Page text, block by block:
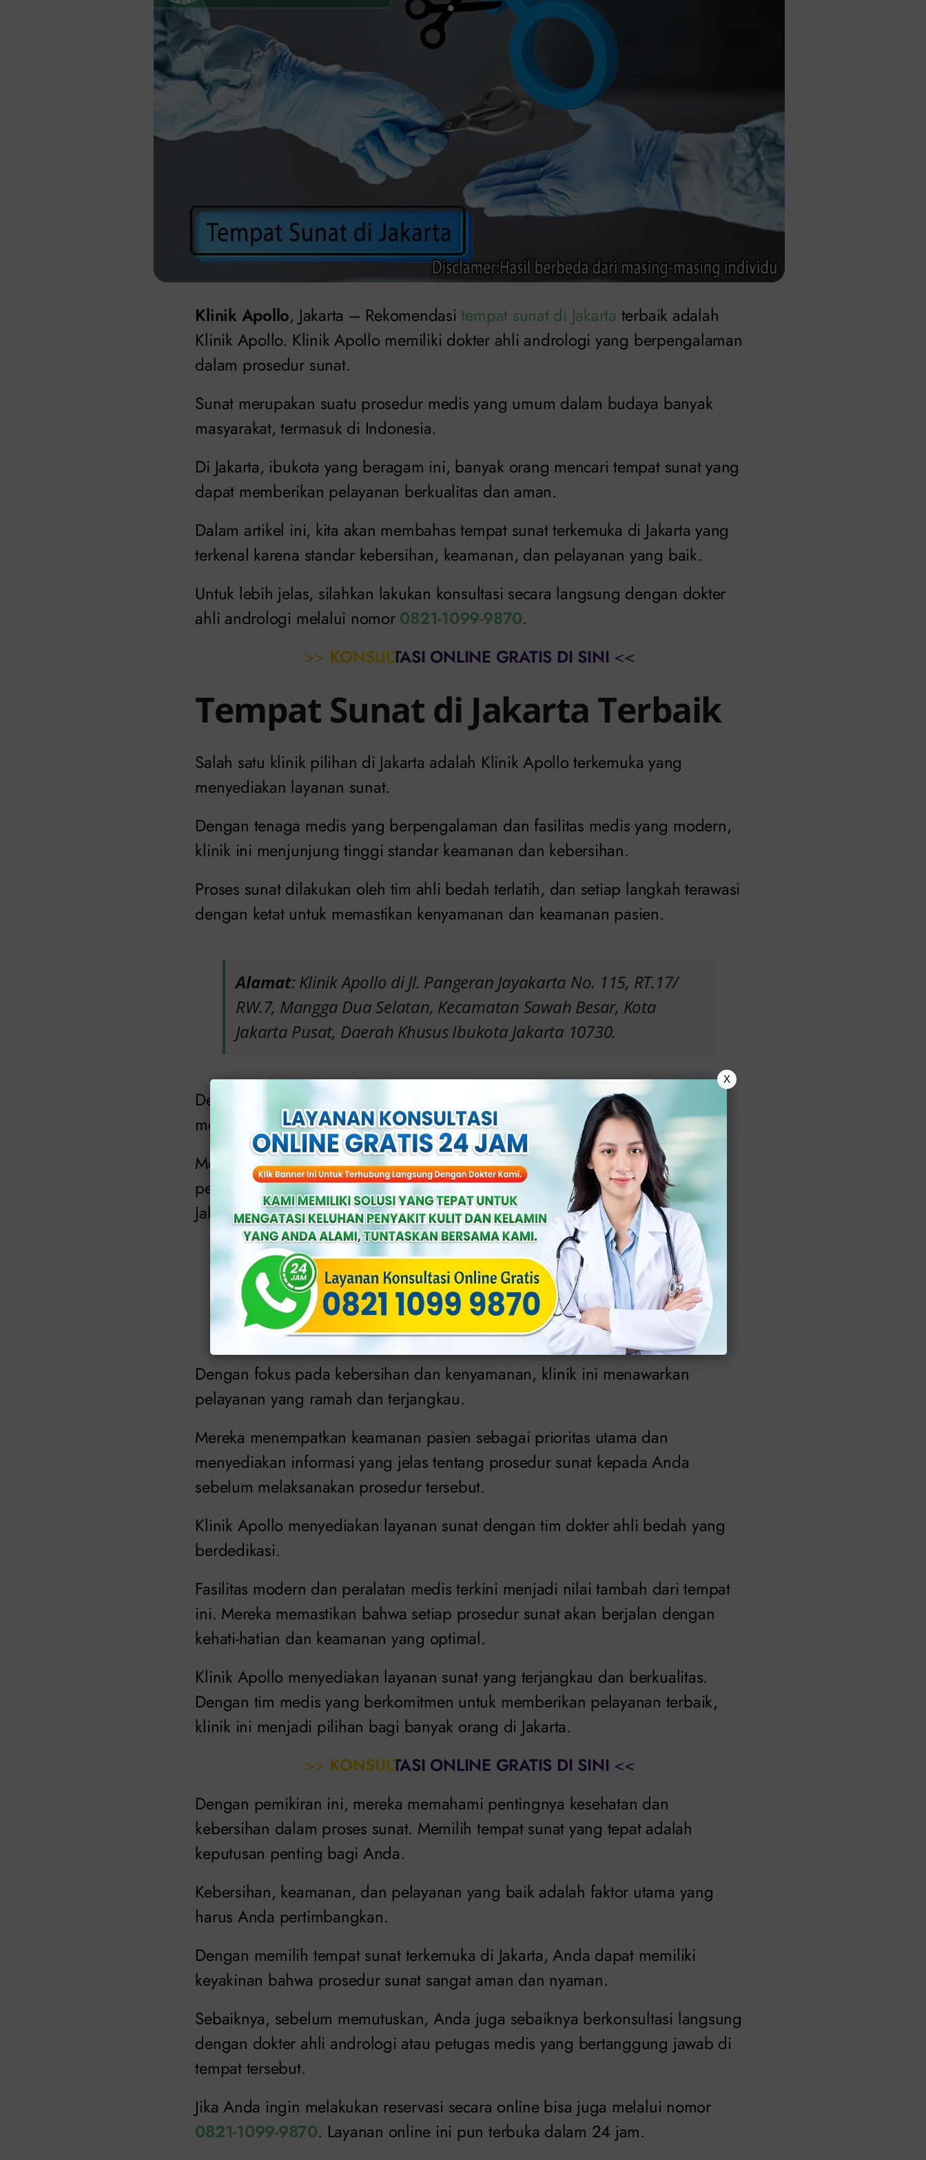
Klinik Apollo, Jakarta – Rekomendasitempat sunat di Jakarta terbaik adalah
Klinik Apollo. Klinik Apollo memiliki dokter ahli andrologi yang berpengalaman
dalam prosedur sunat.
Sunat merupakan suatu prosedur medis yang umum dalam budaya banyak
masyarakat, termasuk di Indonesia.
Di Jakarta, ibukota yang beragam ini, banyak orang mencari tempat sunat yang
dapat memberikan pelayanan berkualitas dan aman.
Dalam artikel ini, kita akan membahas tempat sunat terkemuka di Jakarta yang
terkenal karena standar kebersihan, keamanan, dan pelayanan yang baik.
Untuk lebih jelas, silahkan lakukan konsultasi secara langsung dengan dokter
ahli andrologi melalui nomor 0821-1099-9870.
>> KONSULTASI ONLINE GRATIS DI SINI <<
Tempat Sunat di Jakarta Terbaik
Salah satu klinik pilihan di Jakarta adalah Klinik Apollo terkemuka yang
menyediakan layanan sunat.
Dengan tenaga medis yang berpengalaman dan fasilitas medis yang modern,
klinik ini menjunjung tinggi standar keamanan dan kebersihan.
Proses sunat dilakukan oleh tim ahli bedah terlatih, dan setiap langkah terawasi
dengan ketat untuk memastikan kenyamanan dan keamanan pasien.
Alamat: Klinik Apollo di Jl. Pangeran Jayakarta No. 115, RT.17/
RW.7, Mangga Dua Selatan, Kecamatan Sawah Besar, Kota
Jakarta Pusat, Daerah Khusus Ibukota Jakarta 10730.
Dengan dokter-dokter ahli yang berpengalaman dalam menangani, klinik ini
menawarkan lingkungan yang nyaman dan bersahabat.
Mereka memahami kekhawatiran Anda dan berkomitmen untuk memberikan
pengalaman sunat yang positif. Klinik Apollo adalah pilihan yang populer di
Jakarta untuk sunat.
Baca juga:5 Manfaat Sunat bagi Orang Dewasa, Tingkatkan
Kualitas Hidup?
Dengan fokus pada kebersihan dan kenyamanan, klinik ini menawarkan
pelayanan yang ramah dan terjangkau.
Mereka menempatkan keamanan pasien sebagai prioritas utama dan
menyediakan informasi yang jelas tentang prosedur sunat kepada Anda
sebelum melaksanakan prosedur tersebut.
Klinik Apollo menyediakan layanan sunat dengan tim dokter ahli bedah yang
berdedikasi.
Fasilitas modern dan peralatan medis terkini menjadi nilai tambah dari tempat
ini. Mereka memastikan bahwa setiap prosedur sunat akan berjalan dengan
kehati-hatian dan keamanan yang optimal.
Klinik Apollo menyediakan layanan sunat yang terjangkau dan berkualitas.
Dengan tim medis yang berkomitmen untuk memberikan pelayanan terbaik,
klinik ini menjadi pilihan bagi banyak orang di Jakarta.
>> KONSULTASI ONLINE GRATIS DI SINI <<
Dengan pemikiran ini, mereka memahami pentingnya kesehatan dan
kebersihan dalam proses sunat. Memilih tempat sunat yang tepat adalah
keputusan penting bagi Anda.
Kebersihan, keamanan, dan pelayanan yang baik adalah faktor utama yang
harus Anda pertimbangkan.
Dengan memilih tempat sunat terkemuka di Jakarta, Anda dapat memiliki
keyakinan bahwa prosedur sunat sangat aman dan nyaman.
Sebaiknya, sebelum memutuskan, Anda juga sebaiknya berkonsultasi langsung
dengan dokter ahli andrologi atau petugas medis yang bertanggung jawab di
tempat tersebut.
Jika Anda ingin melakukan reservasi secara online bisa juga melalui nomor
0821-1099-9870. Layanan online ini pun terbuka dalam 24 jam.
X